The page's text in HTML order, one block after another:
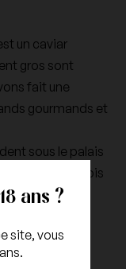
ans ?
site, vous
un caviar
gros sont
fait une
gourmands et
sous le palais
à la fois